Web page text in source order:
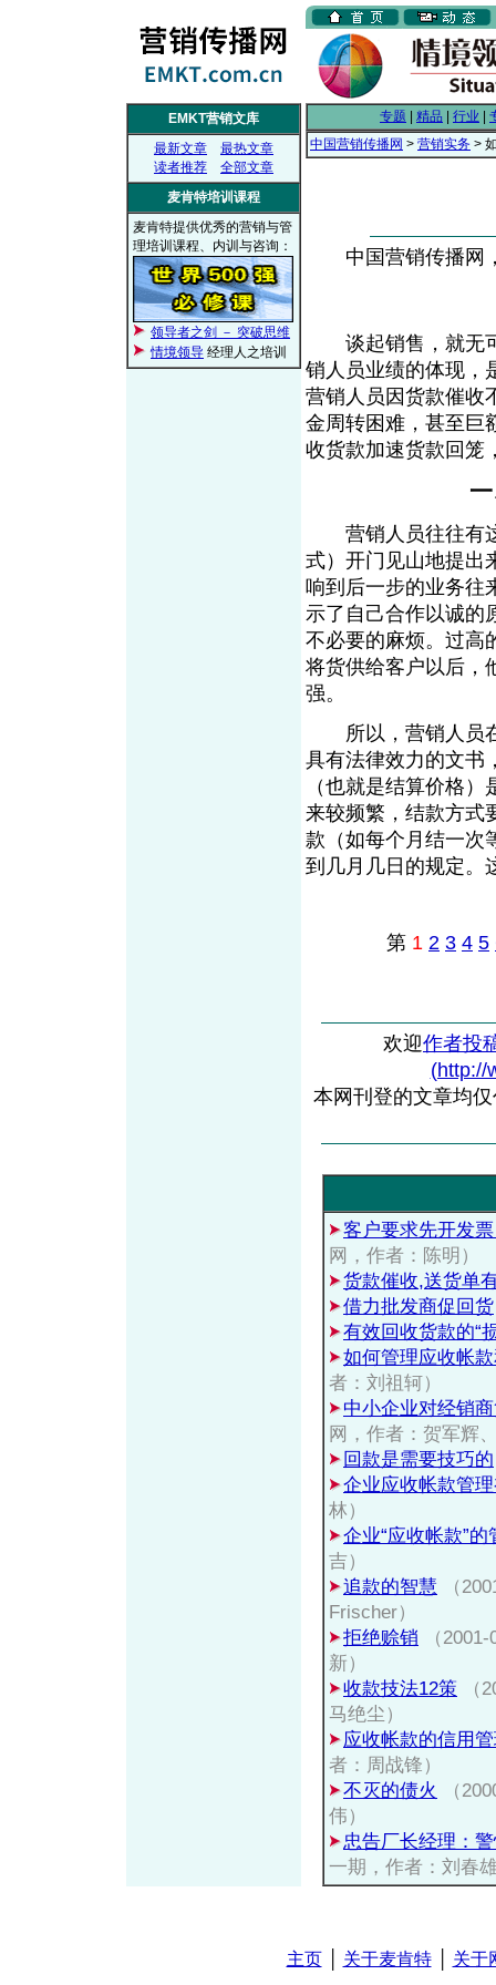
EMKT营销文库
最新文章
最热文章
读者推荐
全部文章
麦肯特培训课程
麦肯特提供优秀的营销与管
理培训课程、内训与咨询：
领导者之剑 － 突破思维
情境领导 经理人之培训
专题 精品 行业
中国营销传播网 > 营销实务 >
中国营销传播网
谈起销售，就无可
销人员业绩的体现，
营销人员因货款催收
金周转困难，甚至巨
收货款加速货款回
营销人员往往有这
式）开门见山地提出
响到后一步的业务往
示了自己合作以诚的
不必要的麻烦。过高
将货供给客户以后，
强。
所以，营销人员在
具有法律效力的文书
（也就是结算价格
来较频繁，结款方式
款（如每个月结一次
到几月几日的规定
第 1 2 3 4 5
欢迎作者投
(http://
本网刊登的文章均
客户要求先开发
网，作者：陈明）
货款催收,送货单
借力批发商促回货
有效回收货款的“
如何管理应收帐
者：刘祖轲）
中小企业对经销
网，作者：贺军辉
回款是需要技巧的
企业应收帐款管
林）
企业“应收帐款”的
吉）
追款的智慧
（
Frischer）
拒绝赊销
（
新）
收款技法12策
（
马绝尘）
应收帐款的信用
者：周战锋）
不灭的债火
（
伟）
忠告厂长经理：
一期，作者：刘春
主页│ 关于麦肯特│ 关于